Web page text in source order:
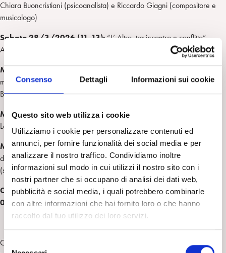
Consenso Dettagli Informazioni sui cookie
Questo sito web utilizza i cookie
Utilizziamo i cookie per personalizzare contenuti ed
annunci, per fornire funzionalità dei social media e per
analizzare il nostro traffico. Condividiamo inoltre
informazioni sul modo in cui utilizzi il nostro sito con i
nostri partner che si occupano di analisi dei dati web,
pubblicità e social media, i quali potrebbero combinarle
con altre informazioni che hai fornito loro o che hanno
raccolto dal tuo utilizzo dei loro servizi.
S
Chiara Buoncristiani (psicoanalista) e Riccardo Giagni (compositore e
musicologo)
Sabato 28/3/2026 (11-13):“L’ Altro, tra incontro e conflitto”
Andrea Baldassarro (psicoanalista) e Sonya Orfalian (scrittrice)
Mercoledi 20/5/2026 (19-21):
maschile/femminile” Tiziana Bastianini (psicoanalista) e Francesca
Borrelli (giornalista)
Mercoledi 3/6/2026 (19-21):“Tra l’umano e il non umano”
Lorena Preta (psicoanalista) e Sebastiano Maffettone (filosofo)
Mercoledi 17/6/2026 (19-21):“Attualità e problemi
dell’adolescenza” Anna Nicolò (psicoanalista) e Cristina Comencini
(scrittrice e regista)
Cinema Farnese, Roma, Piazza Campo de’ Fiori 56,
06.6864395
Ogni incontro sarà introdotto da una breve esecuzione musicale sul